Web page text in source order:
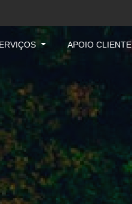
APOIO CLIENTE